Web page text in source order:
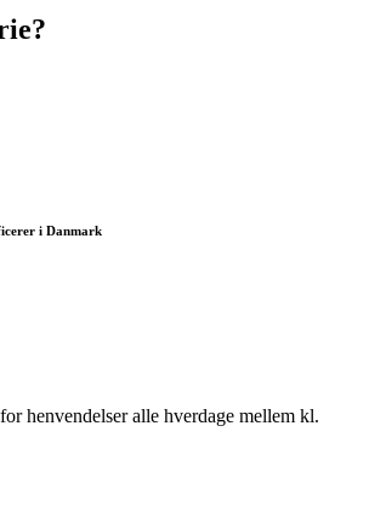
i Danmark
henvendelser alle hverdage mellem kl.